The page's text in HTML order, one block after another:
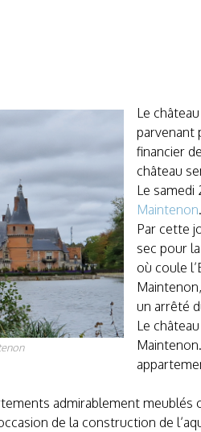
Le
parvenant
financier
château
Le samedi
Maintenon.
Par cette
sec pour
où coule
un arrêté
Le
admirablement
de la construction de